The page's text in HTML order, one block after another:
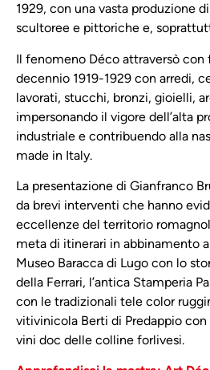
1929, con una vasta produzione
scultoree e pittoriche e,
Il fenomeno Déco attraversò
decennio 1919-1929 con arredi,
lavorati, stucchi, bronzi, gioielli,
impersonando il vigore dell’alta
industriale e contribuendo alla
made in Italy.
La presentazione di Gianfranco
da brevi interventi che hanno
eccellenze del territorio
meta di itinerari in abbinamento
Museo Baracca di Lugo con lo
della Ferrari, l’antica Stamperia
con le tradizionali tele color
vitivinicola Berti di Predappio
vini doc delle colline forlivesi.